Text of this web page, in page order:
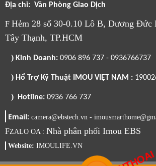
Địa chỉ: Văn Phòng Giao Dịch
F Hẻm 28 số 30-0.10 Lô B, Dương Đức
Tây Thạnh, TP.HCM
) Kinh Doanh: 0906 896 737 - 0936766737
) Hổ Trợ Kỹ Thuật IMOU VIỆT NAM :
) Hotline: 0936 766 737
Email: camera@ebstech.vn -
FZALO OA : Nhà phân phối Imou EBS
Website: IMOULIFE.VN